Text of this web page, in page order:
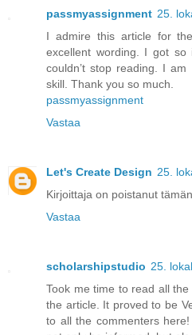
passmyassignment 25.
I admire this article for
excellent wording. I got
couldn’t stop reading. I
skill. Thank you so much.
passmyassignment
Vastaa
Let's Create Design 25.
Kirjoittaja on poistanut
Vastaa
scholarshipstudio 25.
Took me time to read all
the article. It proved to be
to all the commenters